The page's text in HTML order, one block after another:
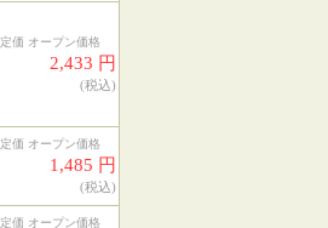
定価 オープン価格
2,433 円
(税込)
定価 オープン価格
1,485 円
(税込)
定価 オープン価格